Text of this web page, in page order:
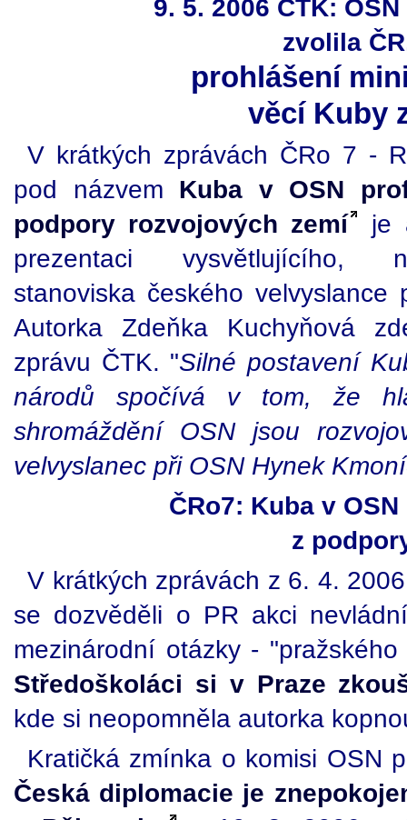
9. 5. 2006 ČTK:
zvolila
prohlášení
věcí Kuby
V krátkých zprávách ČRo 7 -
pod názvem Kuba v OSN
podpory rozvojových zemí
je
prezentaci vysvětlujícího,
stanoviska českého
Autorka Zdeňka Kuchyňová
zprávu ČTK. "Silné postavení
národů spočívá v tom, že
shromáždění OSN jsou
velvyslanec při OSN Hynek
ČRo7: Kuba v
z
V krátkých zprávách z 6. 4.
se dozvěděli o PR akci
mezinárodní otázky -
Středoškoláci si v Praze
kde si neopomněla autorka
Kratičká zmínka o komisi OSN
Česká diplomacie je